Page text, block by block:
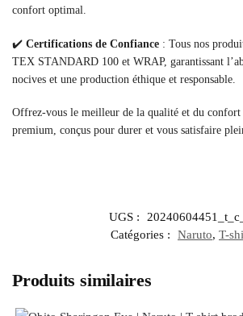
confort optimal.
✔️ Certifications de Confiance : Tous nos
TEX STANDARD 100 et WRAP, garantissant
nocives et une production éthique et responsable.
Offrez-vous le meilleur de la qualité et du confort
premium, conçus pour durer et vous satisfaire
UGS :
Catégories :
Naruto, T-
Produits similaires